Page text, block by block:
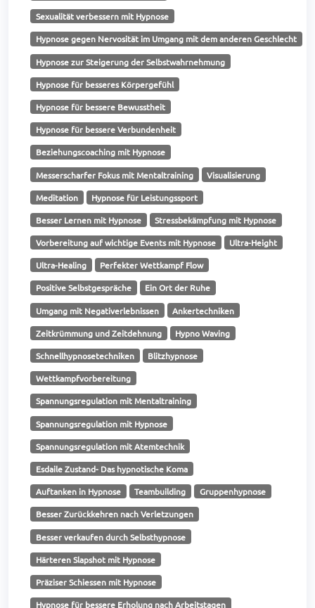
Sexualität verbessern mit Hypnose
Hypnose gegen Nervosität im Umgang mit dem anderen Geschlecht
Hypnose zur Steigerung der Selbstwahrnehmung
Hypnose für besseres Körpergefühl
Hypnose für bessere Bewusstheit
Hypnose für bessere Verbundenheit
Beziehungscoaching mit Hypnose
Messerscharfer Fokus mit Mentaltraining Visualisierung
Meditation Hypnose für Leistungssport
Besser Lernen mit Hypnose Stressbekämpfung mit Hypnose
Vorbereitung auf wichtige Events mit Hypnose Ultra-Height
Ultra-Healing Perfekter Wettkampf Flow
Positive Selbstgespräche Ein Ort der Ruhe
Umgang mit Negativerlebnissen Ankertechniken
Zeitkrümmung und Zeitdehnung Hypno Waving
Schnellhypnosetechniken Blitzhypnose
Wettkampfvorbereitung
Spannungsregulation mit Mentaltraining
Spannungsregulation mit Hypnose
Spannungsregulation mit Atemtechnik
Esdaile Zustand- Das hypnotische Koma
Auftanken in Hypnose Teambuilding Gruppenhypnose
Besser Zurückkehren nach Verletzungen
Besser verkaufen durch Selbsthypnose
Härteren Slapshot mit Hypnose
Präziser Schiessen mit Hypnose
Hypnose für bessere Erholung nach Arbeitstagen